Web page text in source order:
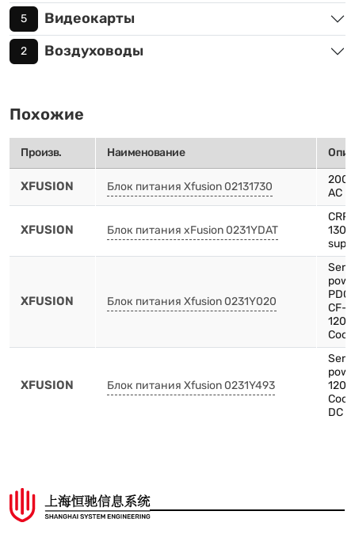
5 Видеокарты
2 Воздуховоды
Похожие
Произв. Наименование
XFUSION Блок питания Xfusion 02131730 AC
XFUSION Блок питания xFusion 0231YDAT
XFUSION Блок питания Xfusion 0231Y020 CF-
XFUSION Блок питания Xfusion 0231Y493
DC